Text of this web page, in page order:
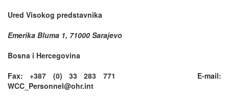
Ured Visokog predstavnika
Emerika Bluma 1, 71000 Sarajevo
Bosna i Hercegovina
Fax: +387 (0) 33 283 771 E-mail:
WCC_Personnel@ohr.int